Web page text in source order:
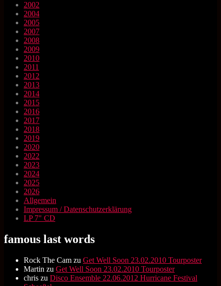
2002
2004
2005
2007
2008
2009
2010
2011
2012
2013
2014
2015
2016
2017
2018
2019
2020
2022
2023
2024
2025
2026
Allgemein
Impressum / Datenschutzerklärung
LP 7" CD
famous last words
Rock The Cam zu Get Well Soon 23.02.2010 Tourposter
Martin zu Get Well Soon 23.02.2010 Tourposter
chris zu Disco Ensemble 22.06.2012 Hurricane Festival